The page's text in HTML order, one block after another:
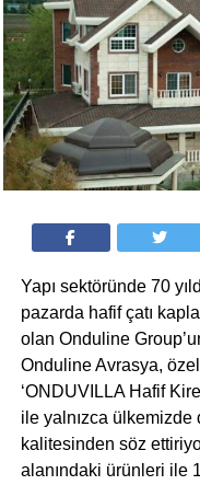
Yapı sektöründe 70
pazarda hafif çatı
olan Onduline
Onduline Avrasya, özel
‘ONDUVILLA Hafif
ile yalnızca
kalitesinden söz
alanındaki ürünleri ile